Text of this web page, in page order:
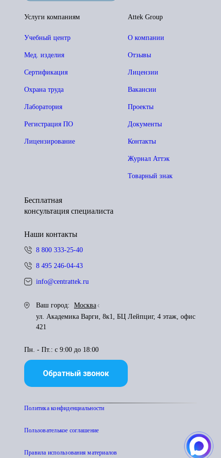
Attek Group
О компании
Отзывы
Лицензии
Вакансии
Проекты
Документы
Контакты
Журнал Аттэк
Товарный знак
Услуги компаниям
Учебный центр
Мед. изделия
Сертификация
Охрана труда
Лаборатория
Регистрация ПО
Лицензирование
Бесплатная
консультация специалиста
Наши контакты
8 800 333-25-40
8 495 246-04-43
info@centrattek.ru
Ваш город:
Москва
ул. Академика Варги, 8к1, БЦ Лейпциг, 4 этаж, офис
421
Пн. - Пт.: с 9:00 до 18:00
Обратный звонок
Политика конфиденциальности
Пользователькое соглашение
Правила использования материалов